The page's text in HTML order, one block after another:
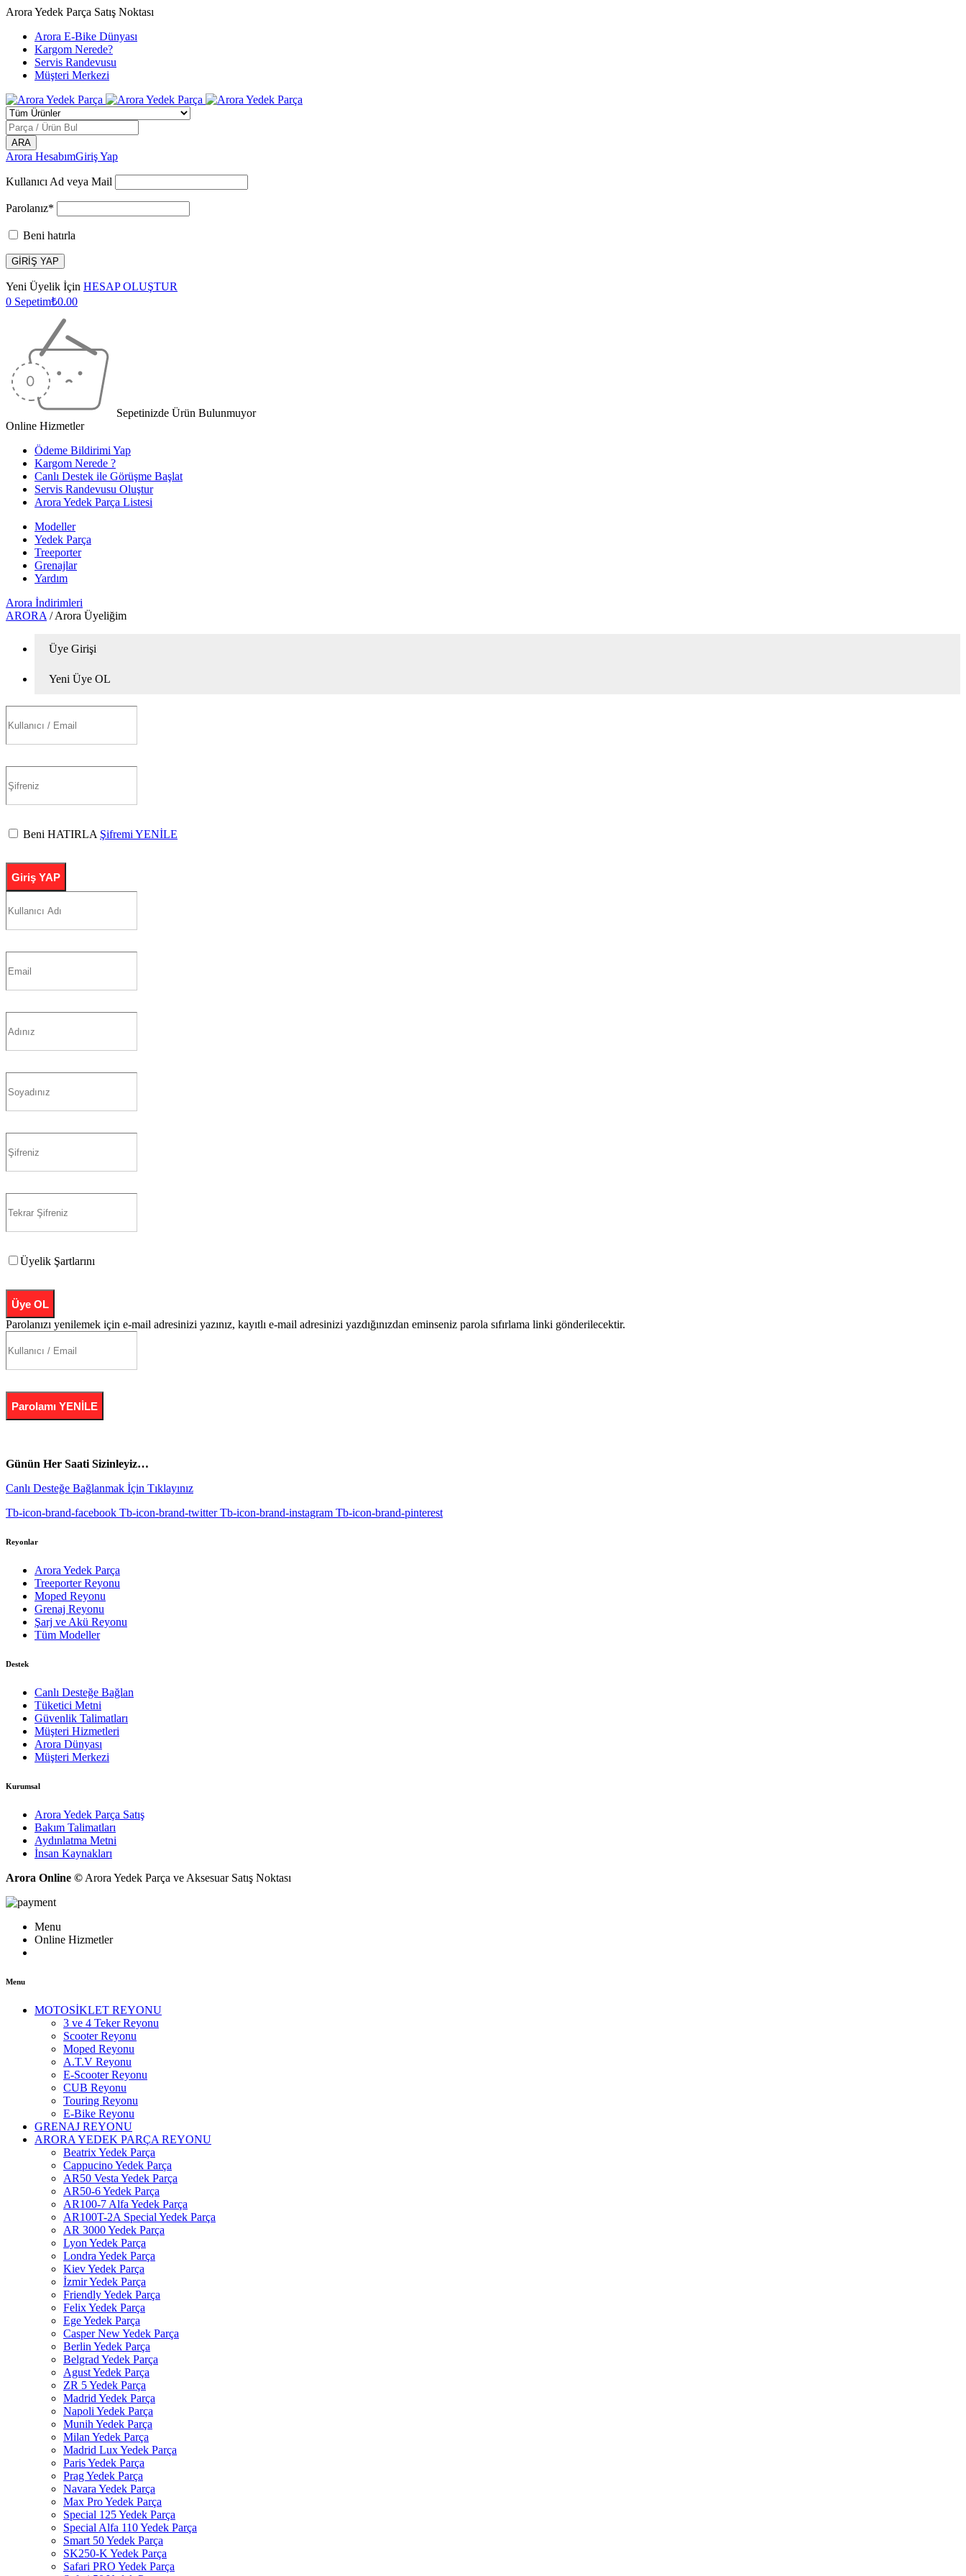
Arora Yedek Parça Satış Noktası
Arora E-Bike Dünyası
Kargom Nerede?
Servis Randevusu
Müşteri Merkezi
Arora HesabımGiriş Yap
Kullanıcı Ad veya Mail
Parolanız*
Beni hatırla
Yeni Üyelik İçin HESAP OLUŞTUR
0 Sepetim₺0.00
Sepetinizde Ürün Bulunmuyor
Online Hizmetler
Ödeme Bildirimi Yap
Kargom Nerede ?
Canlı Destek ile Görüşme Başlat
Servis Randevusu Oluştur
Arora Yedek Parça Listesi
Modeller
Yedek Parça
Treeporter
Grenajlar
Yardım
Arora İndirimleri
ARORA / Arora Üyeliğim
Üye Girişi
Yeni Üye OL
Beni HATIRLA Şifremi YENİLE
Giriş YAP
Üyelik Şartlarını
Üye OL
Parolanızı yenilemek için e-mail adresinizi yazınız, kayıtlı e-mail adresinizi yazdığınızdan eminseniz parola sıfırlama linki gönderilecektir.
Parolamı YENİLE
Günün Her Saati Sizinleyiz…
Canlı Desteğe Bağlanmak İçin Tıklayınız
Tb-icon-brand-facebook Tb-icon-brand-twitter Tb-icon-brand-instagram Tb-icon-brand-pinterest
Reyonlar
Arora Yedek Parça
Treeporter Reyonu
Moped Reyonu
Grenaj Reyonu
Şarj ve Akü Reyonu
Tüm Modeller
Destek
Canlı Desteğe Bağlan
Tüketici Metni
Güvenlik Talimatları
Müşteri Hizmetleri
Arora Dünyası
Müşteri Merkezi
Kurumsal
Arora Yedek Parça Satış
Bakım Talimatları
Aydınlatma Metni
İnsan Kaynakları
Arora Online © Arora Yedek Parça ve Aksesuar Satış Noktası
Menu
Online Hizmetler
Menu
MOTOSİKLET REYONU
3 ve 4 Teker Reyonu
Scooter Reyonu
Moped Reyonu
A.T.V Reyonu
E-Scooter Reyonu
CUB Reyonu
Touring Reyonu
E-Bike Reyonu
GRENAJ REYONU
ARORA YEDEK PARÇA REYONU
Beatrix Yedek Parça
Cappucino Yedek Parça
AR50 Vesta Yedek Parça
AR50-6 Yedek Parça
AR100-7 Alfa Yedek Parça
AR100T-2A Special Yedek Parça
AR 3000 Yedek Parça
Lyon Yedek Parça
Londra Yedek Parça
Kiev Yedek Parça
İzmir Yedek Parça
Friendly Yedek Parça
Felix Yedek Parça
Ege Yedek Parça
Casper New Yedek Parça
Berlin Yedek Parça
Belgrad Yedek Parça
Agust Yedek Parça
ZR 5 Yedek Parça
Madrid Yedek Parça
Napoli Yedek Parça
Munih Yedek Parça
Milan Yedek Parça
Madrid Lux Yedek Parça
Paris Yedek Parça
Prag Yedek Parça
Navara Yedek Parça
Max Pro Yedek Parça
Special 125 Yedek Parça
Special Alfa 110 Yedek Parça
Smart 50 Yedek Parça
SK250-K Yedek Parça
Safari PRO Yedek Parça